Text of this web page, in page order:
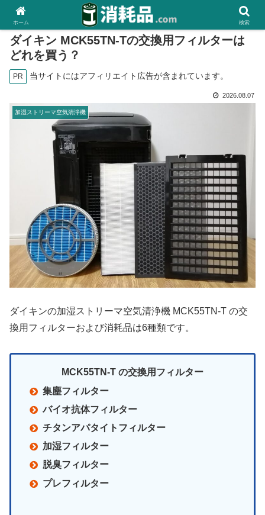
ダイキン MCK55TN-Tの交換用フィルターは
どれを買う？
PR 当サイトにはアフィリエイト広告が含まれています。
2026.08.07
加湿ストリーマ空気清浄機
ダイキンの加湿ストリーマ空気清浄機 MCK55TN-T の交
換用フィルターおよび消耗品は6種類です。
MCK55TN-T の交換用フィルター
集塵フィルター
バイオ抗体フィルター
チタンアパタイトフィルター
加湿フィルター
脱臭フィルター
プレフィルター
ホーム 検索